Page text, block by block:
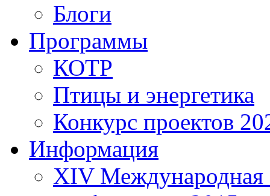
Блоги
Программы
КОТР
Птицы и энергетика
Конкурс проектов
Информация
XIV Международная